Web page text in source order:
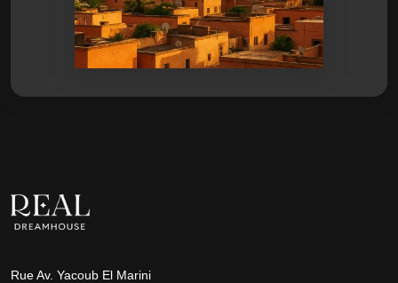
Rue Av. Yacoub El Marini